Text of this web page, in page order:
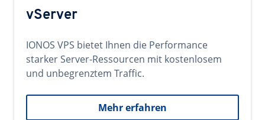
vServer
IONOS VPS bietet Ihnen die Performance
starker Server-Ressourcen mit kostenlosem
und unbegrenztem Traffic.
Mehr erfahren